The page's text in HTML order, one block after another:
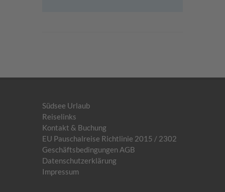
Südsee Urlaub
Reiselinks
Kontakt & Buchung
EU Pauschalreise Richtlinie 2015 / 2302
Geschäftsbedingungen AGB
Datenschutzerklärung
Impressum